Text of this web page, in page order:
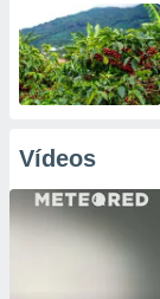
Vídeos